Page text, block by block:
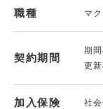
職種 マ
契約期間
期
更
加入保険 社